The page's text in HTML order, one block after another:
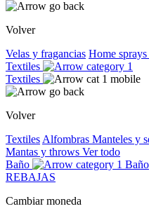
Volver
Velas y fragancias Home sprays
Textiles
Textiles
Volver
Textiles Alfombras Manteles y
Mantas y throws Ver todo
Baño
Baño
REBAJAS
Cambiar moneda